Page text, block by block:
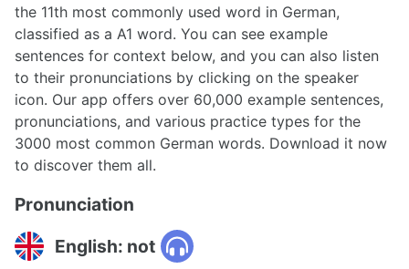
the 11th most commonly used word in German,
classified as a A1 word. You can see example
sentences for context below, and you can also listen
to their pronunciations by clicking on the speaker
icon. Our app offers over 60,000 example sentences,
pronunciations, and various practice types for the
3000 most common German words. Download it now
to discover them all.
Pronunciation
English: not